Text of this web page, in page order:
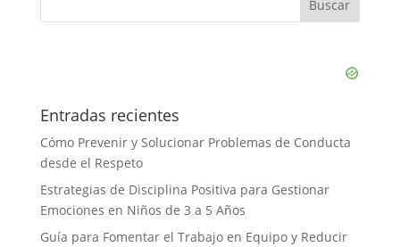
Entradas recientes
Cómo Prevenir y Solucionar Problemas de Conducta
desde el Respeto
Estrategias de Disciplina Positiva para Gestionar
Emociones en Niños de 3 a 5 Años
Guía para Fomentar el Trabajo en Equipo y Reducir